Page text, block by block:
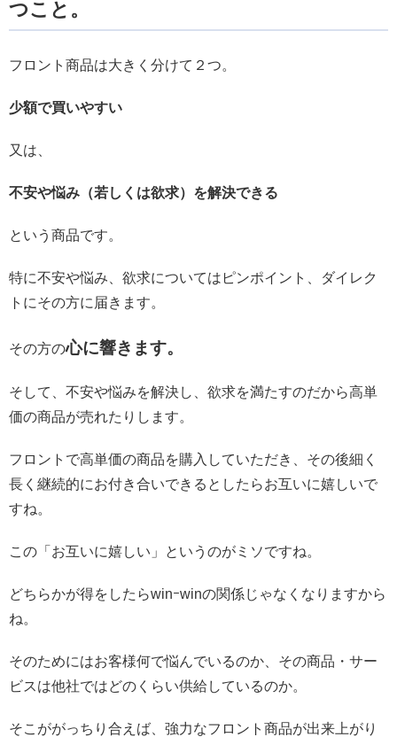
つこと。
フロント商品は大きく分けて２つ。
少額で買いやすい
又は、
不安や悩み（若しくは欲求）を解決できる
という商品です。
特に不安や悩み、欲求についてはピンポイント、ダイレク
トにその方に届きます。
その方の心に響きます。
そして、不安や悩みを解決し、欲求を満たすのだから高単
価の商品が売れたりします。
フロントで高単価の商品を購入していただき、その後細く
長く継続的にお付き合いできるとしたらお互いに嬉しいで
すね。
この「お互いに嬉しい」というのがミソですね。
どちらかが得をしたらwinｰwinの関係じゃなくなりますから
ね。
そのためにはお客様何で悩んでいるのか、その商品・サー
ビスは他社ではどのくらい供給しているのか。
そこががっちり合えば、強力なフロント商品が出来上がり